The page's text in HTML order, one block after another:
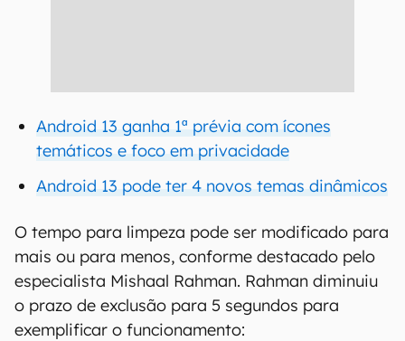
Android 13 ganha 1ª prévia com ícones
temáticos e foco em privacidade
Android 13 pode ter 4 novos temas dinâmicos
O tempo para limpeza pode ser modificado para
mais ou para menos, conforme destacado pelo
especialista Mishaal Rahman. Rahman diminuiu
o prazo de exclusão para 5 segundos para
exemplificar o funcionamento: